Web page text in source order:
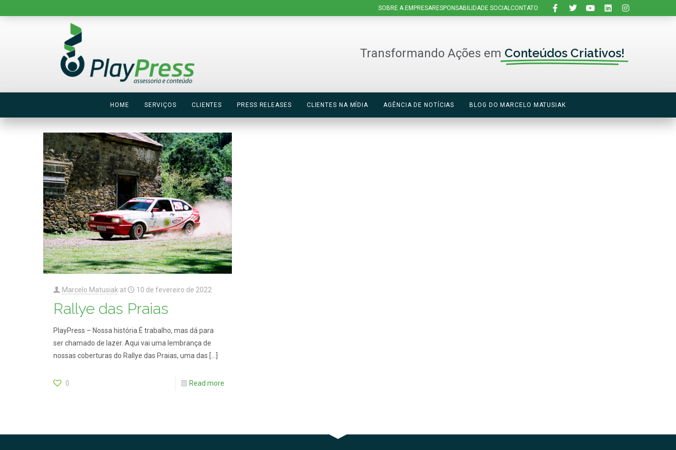
SOBRE A EMPRESARESPONSABILIDADE SOCIAL CONTATO
Transformando Ações em Conteúdos Criativos!
HOME SERVIÇOS CLIENTES PRESS RELEASES CLIENTES NA MÍDIA AGÊNCIA DE NOTÍCIAS BLOG DO MARCELO MATUSIAK
Marcelo Matusiak at 10 de fevereiro de 2022
Rallye das Praias
PlayPress – Nossa história É trabalho, mas dá para
ser chamado de lazer. Aqui vai uma lembrança de
nossas coberturas do Rallye das Praias, uma das
0 Read more